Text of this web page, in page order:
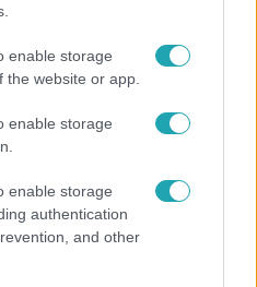
enable storage
the website or app.
enable storage
enable storage
authentication
and other
(09. 16.)
ezrest kiadni egy jó filmért?
mint, hogy ne kelljen
Kuckózz be, kattints
élményekkel teli döntést